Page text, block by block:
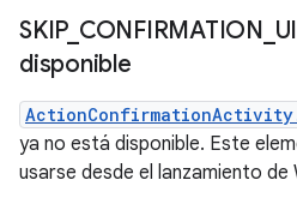
SKIP_ CONFIRMATION
disponible
ya no está disponible. Este
usarse desde el lanzamiento de